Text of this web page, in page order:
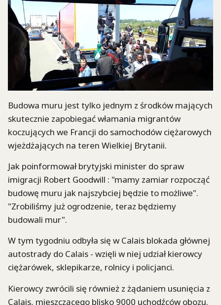
Budowa muru jest tylko jednym z środków mających
skutecznie zapobiegać włamania migrantów
koczujących we Francji do samochodów ciężarowych
wjeżdżających na teren Wielkiej Brytanii.
Jak poinformował brytyjski minister do spraw
imigracji Robert Goodwill : "mamy zamiar rozpocząć
budowę muru jak najszybciej będzie to możliwe".
"Zrobiliśmy już ogrodzenie, teraz będziemy
budowali mur".
W tym tygodniu odbyła się w Calais blokada głównej
autostrady do Calais - wzięli w niej udział kierowcy
ciężarówek, sklepikarze, rolnicy i policjanci.
Kierowcy zwrócili się również z żądaniem usunięcia z
Calais, mieszczącego blisko 9000 uchodźców obozu.